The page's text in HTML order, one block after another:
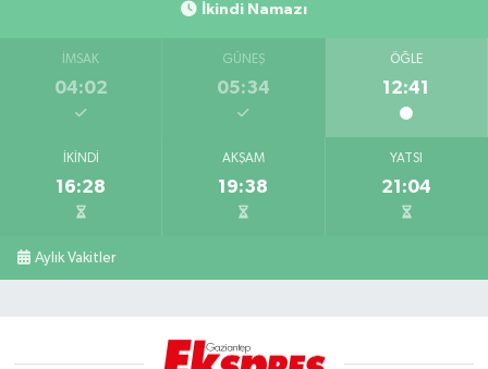
İkindi Namazı
İMSAK
04:02
GÜNEŞ
05:34
ÖĞLE
12:41
İKINDI
16:28
AKŞAM
19:38
YATSI
21:04
Aylık Vakitler